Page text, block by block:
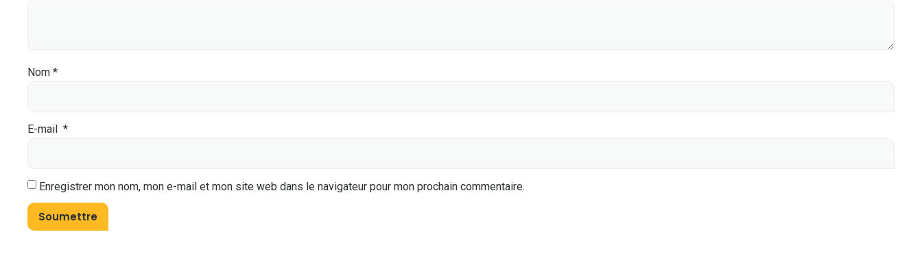
Nom *
E-mail *
Enregistrer mon nom, mon e-mail et mon site web dans le navigateur pour mon prochain commentaire.